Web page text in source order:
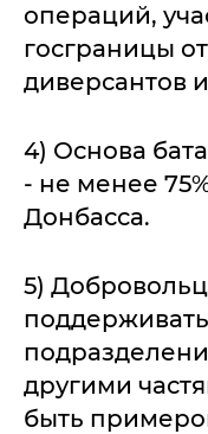
операций,
госграницы
диверсантов
4) Основа
- не менее
Донбасса.
5)
другими
быть